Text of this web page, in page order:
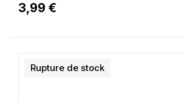
3,99 €
Rupture de stock